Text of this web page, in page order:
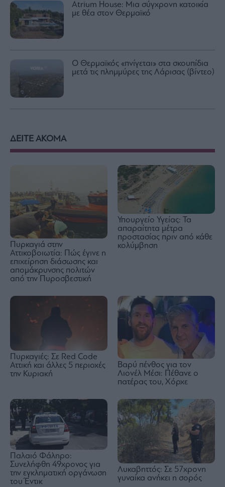
Atrium House: Μια σύγχρονη κατοικία
με θέα στον Θερμαϊκό
Ο Θερμαϊκός «πνίγεται» στα σκουπίδια
μετά τις πλημμύρες της Λάρισας (βίντεο)
ΔΕΙΤΕ ΑΚΟΜΑ
Πυρκαγιά στην
Αττικοβοιωτία: Πώς έγινε η
επιχείρηση διάσωσης και
απομάκρυνσης πολιτών
από την Πυροσβεστική
Υπουργείο Υγείας: Τα
απαραίτητα μέτρα
προστασίας πριν από κάθε
κολύμβηση
Πυρκαγιές: Σε Red Code
Αττική και άλλες 5 περιοχές
την Κυριακή
Βαρύ πένθος για τον
Λιονέλ Μέσι: Πέθανε ο
πατέρας του, Χόρχε
Παλαιό Φάληρο:
Συνελήφθη 49χρονος για
την εγκληματική οργάνωση
του Έντικ
Λυκαβηττός: Σε 57χρονη
γυναίκα ανήκει η σορός